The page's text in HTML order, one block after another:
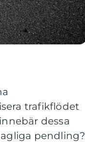
trafikflödet
dessa
pendling?